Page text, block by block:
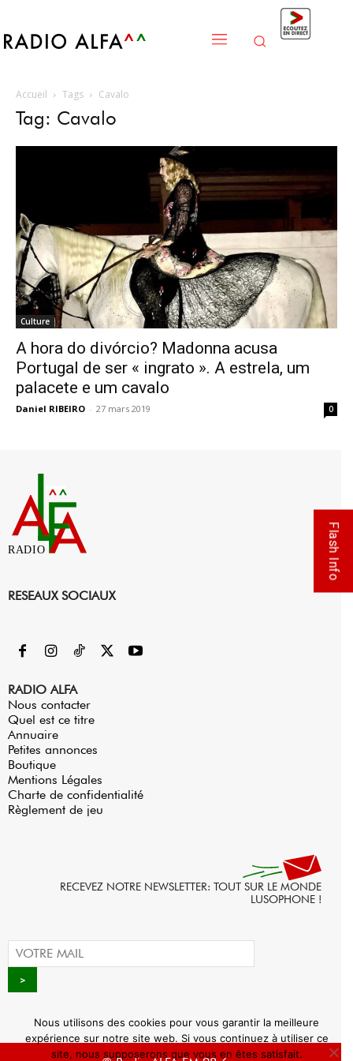
Accueil Tags Cavalo
Tag: Cavalo
Culture
A hora do divórcio? Madonna acusa
Portugal de ser « ingrato ». A estrela, um
palacete e um cavalo
Daniel RIBEIRO - 27 mars 2019 0
RADIO
RESEAUX SOCIAUX
RADIO ALFA
Nous contacter
Quel est ce titre
Annuaire
Petites annonces
Boutique
Mentions Légales
Charte de confidentialité
Règlement de jeu
RECEVEZ NOTRE NEWSLETTER: TOUT SUR LE MONDE
LUSOPHONE !
Flash Info
Nous utilisons des cookies pour vous garantir la meilleure
expérience sur notre site web. Si vous continuez à utiliser ce
site, nous supposerons que vous en êtes satisfait.